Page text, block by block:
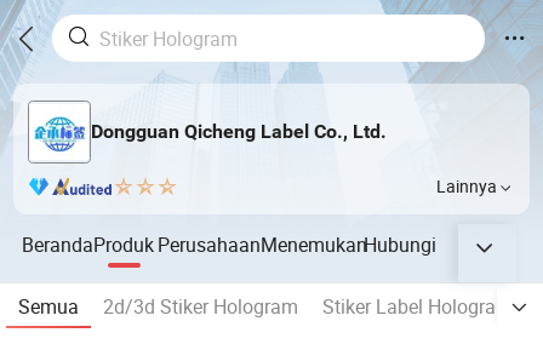
Dongguan Qicheng Label Co., Ltd.
Lainnya
BerandaProdukPerusahaanMenemukanHubungi
Semua 2d/3d Stiker Hologram
Stiker Label Hologram